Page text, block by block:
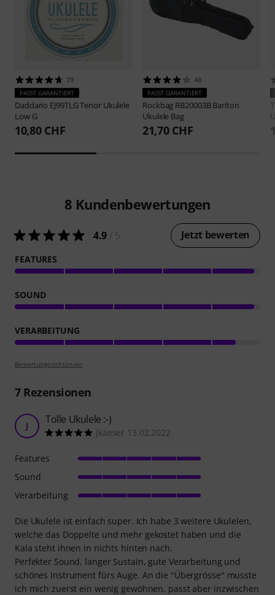
79
PASST GARANTIERT
Daddario EJ99TLG Tenor Ukulele
Low G
10,80 CHF
48
PASST GARANTIERT
Rockbag RB20003B Bariton
Ukulele Bag
21,70 CHF
8 Kundenbewertungen
4.9 Jetzt bewerten
FEATURES
SOUND
VERARBEITUNG
Bewertungsrichtlinien
7Rezensionen
J Tolle Ukulele :-)
jkaeser 13.02.2022
Die Ukulele ist einfach super. Ich habe 3 weitere Ukulelen,
welche das Doppelte und mehr gekostet haben und die
Kala steht ihnen in nichts hinten nach.
Perfekter Sound, langer Sustain, gute Verarbeitung und
schönes Instrument fürs Auge. An die "Übergrösse" musste
ich mich zuerst ein wenig gewöhnen, passt aber inzwischen
Features
Sound
Verarbeitung